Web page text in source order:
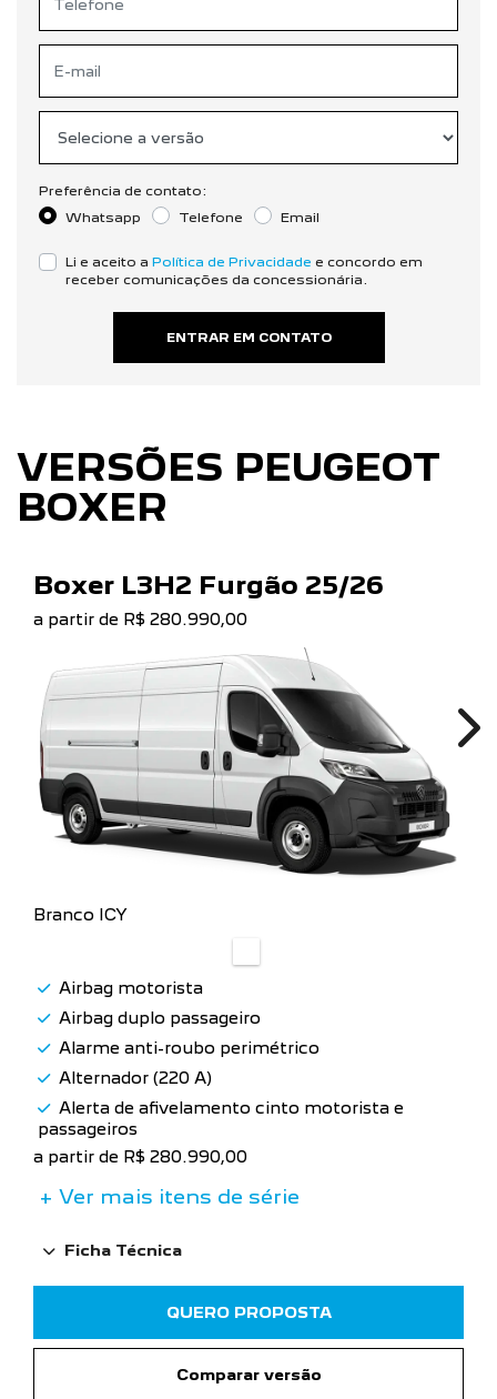
Preferência de contato:
Whatsapp
Telefone Email
Li e aceito a Política de Privacidade e concordo em
receber comunicações da concessionária.
ENTRAR EM CONTATO
VERSÕES PEUGEOT
BOXER
Boxer L3H2 Furgão 25/26
a partir de R$ 280.990,00
Branco ICY
Airbag motorista
Airbag duplo passageiro
Alarme anti-roubo perimétrico
Alternador (220 A)
Alerta de afivelamento cinto motorista e
passageiros
a partir de R$ 280.990,00
+ Ver mais itens de série
Ficha Técnica
QUERO PROPOSTA
Comparar versão